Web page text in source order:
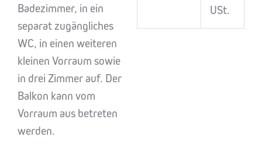
Badezimmer, in ein
separat zugängliches
WC, in einen weiteren
kleinen Vorraum sowie
in drei Zimmer auf. Der
Balkon kann vom
Vorraum aus betreten
werden.
USt.